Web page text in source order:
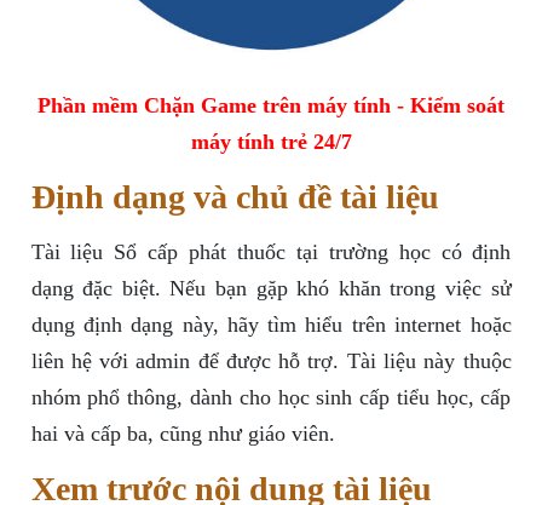
Phần mềm Chặn Game trên máy tính - Kiểm soát
máy tính trẻ 24/7
Định dạng và chủ đề tài liệu
Tài liệu Sổ cấp phát thuốc tại trường học có định
dạng đặc biệt. Nếu bạn gặp khó khăn trong việc sử
dụng định dạng này, hãy tìm hiểu trên internet hoặc
liên hệ với admin để được hỗ trợ. Tài liệu này thuộc
nhóm phổ thông, dành cho học sinh cấp tiểu học, cấp
hai và cấp ba, cũng như giáo viên.
Xem trước nội dung tài liệu